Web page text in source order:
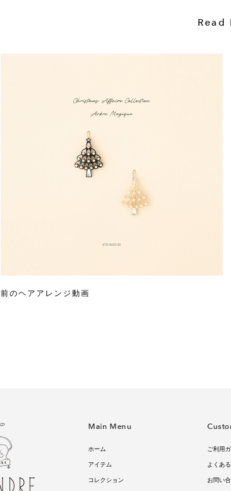
Read
前のヘアアレンジ動画
Main Menu
ホーム
アイテム
コレクション
ご利用
よくあ
お問い